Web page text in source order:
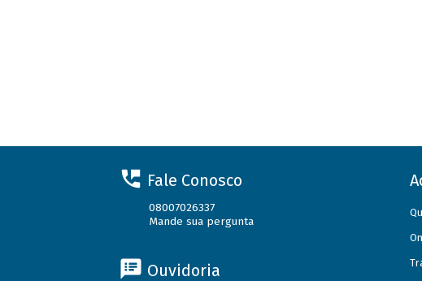
Fale Conosco
08007026337
Mande sua pergunta
Ouvidoria